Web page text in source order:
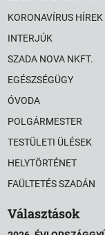
KORONAVÍRUS HÍREK
INTERJÚK
SZADA NOVA NKFT.
EGÉSZSÉGÜGY
ÓVODA
POLGÁRMESTER
TESTÜLETI ÜLÉSEK
HELYTÖRTÉNET
FAÜLTETÉS SZADÁN
Választások